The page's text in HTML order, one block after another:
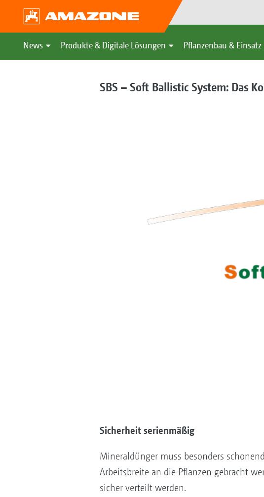
News Produkte & Digitale Lösungen Pflanzenbau & Einsatz
SBS – Soft Ballistic System: Das
Sicherheit serienmäßig
Mineraldünger muss besonders
Arbeitsbreite an die Pflanzen gebracht
sicher verteilt werden.